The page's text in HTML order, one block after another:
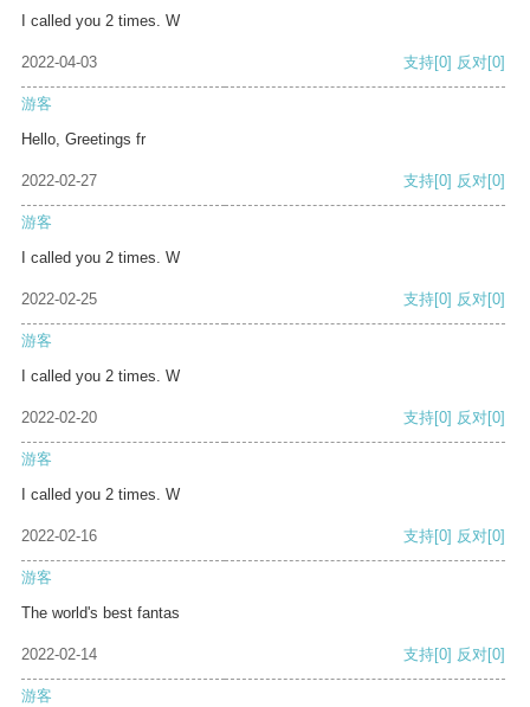
I called you 2 times. W
2022-04-03 支持[0] 反对[0]
游客
Hello, Greetings fr
2022-02-27 支持[0] 反对[0]
游客
I called you 2 times. W
2022-02-25 支持[0] 反对[0]
游客
I called you 2 times. W
2022-02-20 支持[0] 反对[0]
游客
I called you 2 times. W
2022-02-16 支持[0] 反对[0]
游客
The world's best fantas
2022-02-14 支持[0] 反对[0]
游客